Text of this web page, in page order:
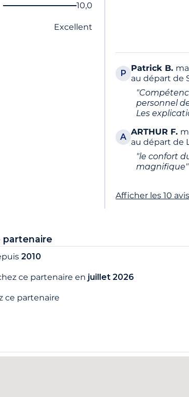
10,0
Excellent
P
Patrick B.
au départ de
personnel
Les
A
ARTHUR F.
au départ de
"le confort
magnifique"
Afficher les 10
partenaire
2010
ce partenaire en juillet 2026
ce partenaire